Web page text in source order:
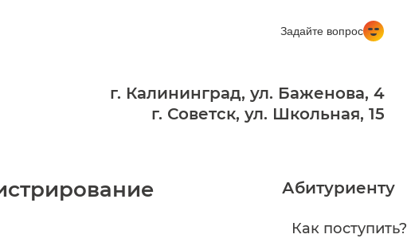
г. Калининград, ул. Баженова, 4
г. Советск, ул. Школьная, 15
Задайте вопрос
Абитуриенту
Как поступить?